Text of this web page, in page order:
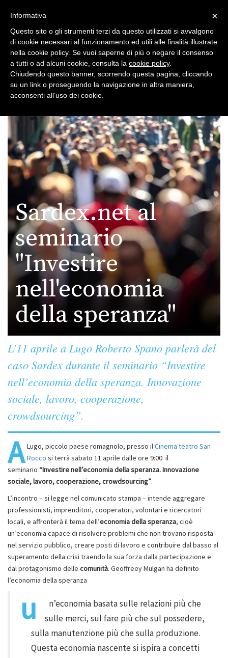
Toggle
Toggle
navigation
Sardex.net al
seminario
"Investire
nell'economia
della speranza"
L’11 aprile a Lugo Roberto Spano parlerà del
caso Sardex durante il seminario “Investire
nell’economia della speranza. Innovazione
sociale, lavoro, cooperazione,
crowdsourcing”.
A Lugo, piccolo paese romagnolo, presso ilCinema teatro San
Rocco si terrà sabato 11 aprile dalle ore 9:00 il
seminario “Investire nell’economia della speranza. Innovazione
sociale, lavoro, cooperazione, crowdsourcing”.
L’incontro – si legge nel comunicato stampa – intende aggregare
professionisti, imprenditori, cooperatori, volontari e ricercatori
locali, e affronterà il tema dell’economia della speranza, cioè
un’economia capace di risolvere problemi che non trovano risposta
nel servizio pubblico, creare posti di lavoro e contribuire dal basso al
superamento della crisi traendo la sua forza dalla partecipazione e
dal protagonismo delle comunità. Geoffreey Mulgan ha definito
l’economia della speranza
u
n’economia basata sulle relazioni più che
sulle merci, sul fare più che sul possedere,
sulla manutenzione più che sulla produzione.
Questa economia nascente si ispira a concetti
×
Informativa
Questo sito o gli strumenti terzi da questo utilizzati si avvalgono
di cookie necessari al funzionamento ed utili alle finalità illustrate
nella cookie policy. Se vuoi saperne di più o negare il consenso
a tutti o ad alcuni cookie, consulta la cookie policy.
Chiudendo questo banner, scorrendo questa pagina, cliccando
su un link o proseguendo la navigazione in altra maniera,
acconsenti all’uso dei cookie.